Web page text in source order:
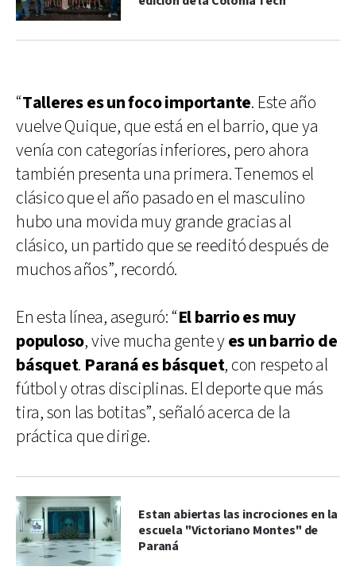
“Talleres es un foco importante. Este año
vuelve Quique, que está en el barrio, que ya
venía con categorías inferiores, pero ahora
también presenta una primera. Tenemos el
clásico que el año pasado en el masculino
hubo una movida muy grande gracias al
clásico, un partido que se reeditó después de
muchos años”, recordó.
En esta línea, aseguró: “El barrio es muy
populoso, vive mucha gente yes un barrio de
básquet. Paraná es básquet, con respeto al
fútbol y otras disciplinas. El deporte que más
tira, son las botitas”, señaló acerca de la
práctica que dirige.
Estan abiertas las incrociones en la
escuela "Victoriano Montes" de
Paraná